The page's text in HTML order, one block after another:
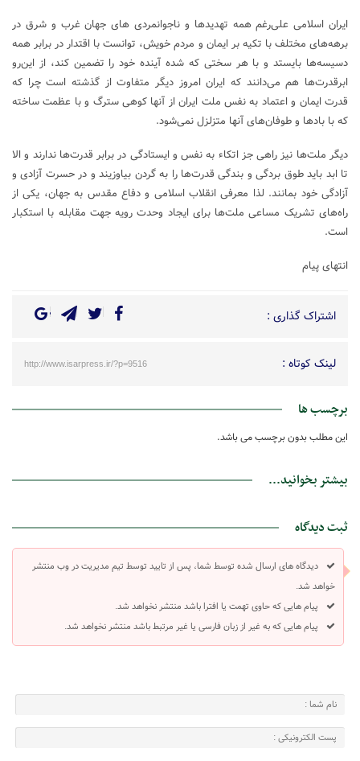
ایران اسلامی علی‌رغم همه تهدیدها و ناجوانمردی های جهان غرب و شرق در
برهه‌های مختلف با تکیه بر ایمان و مردم خویش، توانست با اقتدار در برابر همه
دسیسه‌ها بایستد و با هر سختی که شده آینده خود را تضمین کند، از این‌رو
ابرقدرت‌ها هم می‌دانند که ایران امروز دیگر متفاوت از گذشته است چرا که
قدرت ایمان و اعتماد به نفس ملت ایران از آنها کوهی سترگ و با عظمت ساخته
که با بادها و طوفان‌های آنها متزلزل نمی‌شود.
دیگر ملت‌ها نیز راهی جز اتکاء به نفس و ایستادگی در برابر قدرت‌ها ندارند و الا
تا ابد باید طوق بردگی و بندگی قدرت‌ها را به گردن بیاوزیند و در حسرت آزادی و
آزادگی خود بمانند. لذا معرفی انقلاب اسلامی و دفاع مقدس به جهان، یکی از
راه‌های تشریک مساعی ملت‌ها برای ایجاد وحدت رویه جهت مقابله با استکبار
است.
انتهای پیام
اشتراک گذاری :
لینک کوتاه : http://www.isarpress.ir/?p=9516
برچسب ها
این مطلب بدون برچسب می باشد.
بیشتر بخوانید...
ثبت دیدگاه
دیدگاه های ارسال شده توسط شما، پس از تایید توسط تیم مدیریت در وب منتشر
خواهد شد.
پیام هایی که حاوی تهمت یا افترا باشد منتشر نخواهد شد.
پیام هایی که به غیر از زبان فارسی یا غیر مرتبط باشد منتشر نخواهد شد.